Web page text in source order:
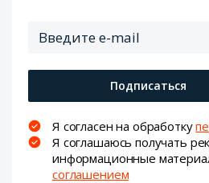
Подписаться
Я согласен на обработку
Я соглашаюсь получать
информационные
соглашением